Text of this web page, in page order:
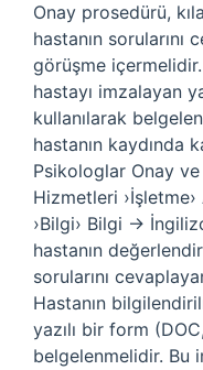
Onay prosedürü,
hastanın
görüşme
hastayı imzalayan
kullanılarak
hastanın kaydında
Psikologlar Onay
Hizmetleri
›Bilgi› Bilgi →
hastanın
sorularını
Hastanın
yazılı bir form
belgelenmelidir. Bu